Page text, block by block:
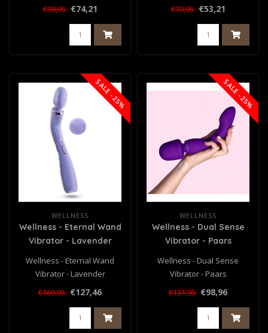
€98,95 €74,21 €70,95 €53,21
SALE -25%
WELLNESS
Wellness - Eternal Wand
Vibrator - Lavender
Wellness - Eternal Wand
Vibrator - Lavender
€169,95 €127,46
SALE -25%
WELLNESS
Wellness - Dual Sense
Vibrator - Paars
Wellness - Dual Sense
Vibrator - Paars
€131,95 €98,96